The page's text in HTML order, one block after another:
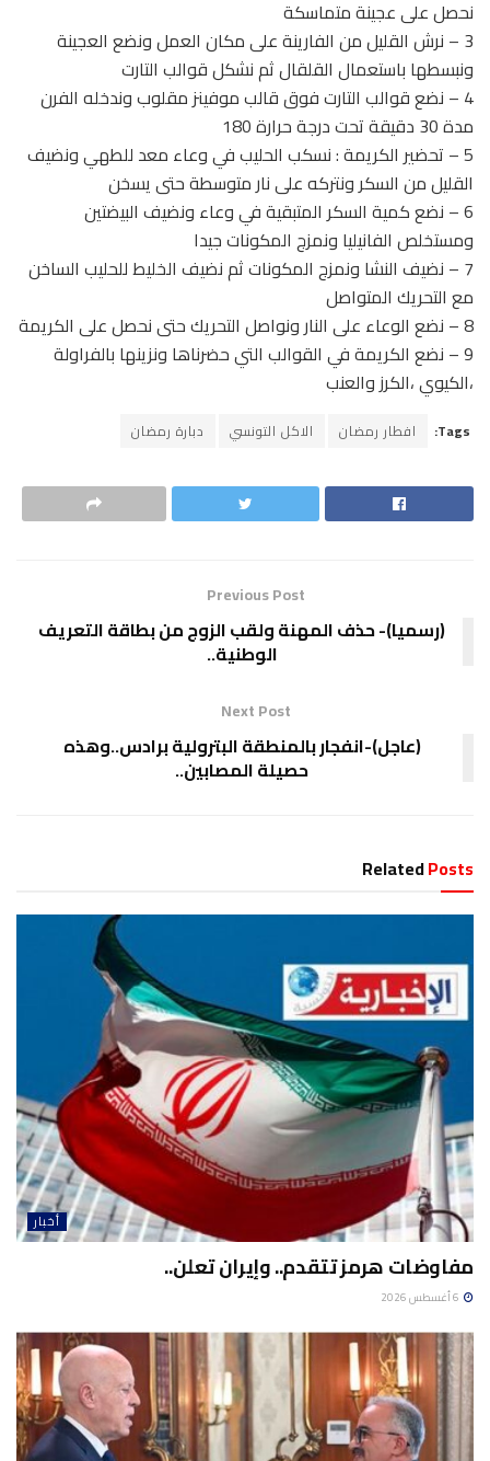
نحصل على عجينة متماسكة
3 – نرش القليل من الفارينة على مكان العمل ونضع العجينة
ونبسطها باستعمال القلقال ثم نشكل قوالب التارت
4 – نضع قوالب التارت فوق قالب موفينز مقلوب وندخله الفرن
مدة 30 دقيقة تحت درجة حرارة 180
5 – تحضير الكريمة : نسكب الحليب في وعاء معد للطهي ونضيف
القليل من السكر ونتركه على نار متوسطة حتى يسخن
6 – نضع كمية السكر المتبقية في وعاء ونضيف البيضتين
ومستخلص الفانيليا ونمزج المكونات جيدا
7 – نضيف النشا ونمزج المكونات ثم نضيف الخليط للحليب الساخن
مع التحريك المتواصل
8 – نضع الوعاء على النار ونواصل التحريك حتى نحصل على الكريمة
9 – نضع الكريمة في القوالب التي حضرناها ونزينها بالفراولة
،الكيوي ،الكرز والعنب
Tags: افطار رمضان الاكل التونسي دبارة رمضان
Previous Post
(رسميا)- حذف المهنة ولقب الزوج من بطاقة التعريف
الوطنية..
Next Post
(عاجل)-انفجار بالمنطقة البترولية برادس..وهذه
حصيلة المصابين..
RelatedPosts
أخبار
مفاوضات هرمز تتقدم.. وإيران تعلن..